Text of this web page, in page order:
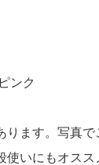
ンク
ます。写真で
使いにもオスス